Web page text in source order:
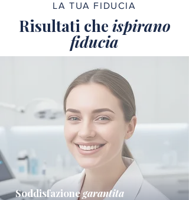
LA TUA FIDUCIA
Risultati che ispirano
fiducia
Soddisfazionegarantita